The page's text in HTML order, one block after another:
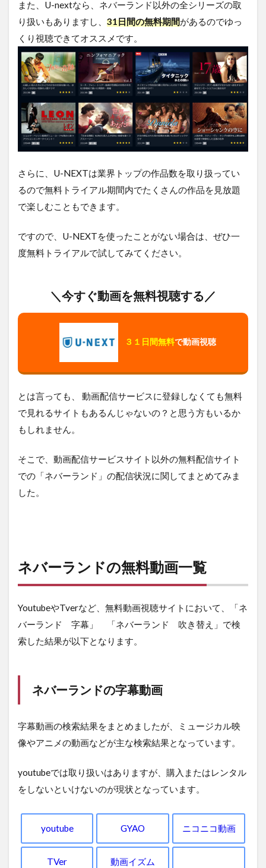
す
る
方
法
ま
と
め
また、U-nextなら、ネバーランド以外の全シリーズの取
り扱いもありますし、 31日間の無料期間があるのでゆっ
くり視聴できてオススメです。
さらに、U-NEXTは業界トップの作品数を取り扱ってい
るので無料トライアル期間内でたくさんの作品を見放題
で楽しむこともできます。
ですので、U-NEXTを使ったことがない場合は、ぜひ一
度無料トライアルで試してみてください。
＼今すぐ動画を無料視聴する／
３１日間無料で動画視聴
とは言っても、 動画配信サービスに登録しなくても無料
で見れるサイトもあるんじゃないの？と思う方もいるか
もしれません。
そこで、動画配信サービスサイト以外の無料配信サイト
での「ネバーランド」の配信状況に関してまとめてみま
した。
ネバーランドの無料動画一覧
YoutubeやTverなど、無料動画視聴サイトにおいて、「ネ
バーランド 字幕」 「ネバーランド 吹き替え」で検
索した結果が以下となります。
ネバーランドの字幕動画
字幕動画の検索結果をまとめましたが、ミュージカル映
像やアニメの動画などが主な検索結果となっています。
youtubeでは取り扱いはありますが、購入またはレンタル
をしないといけないのが現状となっています。
youtube GYAO ニコニコ動画
TVer 動画イズム